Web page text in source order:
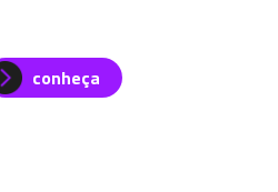
conheça